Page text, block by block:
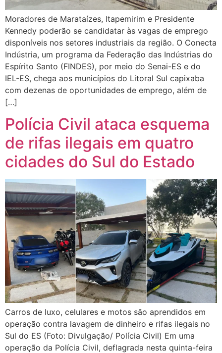
Moradores de Marataízes, Itapemirim e Presidente
Kennedy poderão se candidatar às vagas de emprego
disponíveis nos setores industriais da região. O Conecta
Indústria, um programa da Federação das Indústrias do
Espírito Santo (FINDES), por meio do Senai-ES e do
IEL-ES, chega aos municípios do Litoral Sul capixaba
com dezenas de oportunidades de emprego, além de
[…]
Polícia Civil ataca esquema
de rifas ilegais em quatro
cidades do Sul do Estado
Carros de luxo, celulares e motos são aprendidos em
operação contra lavagem de dinheiro e rifas ilegais no
Sul do ES (Foto: Divulgação/ Polícia Civil) Em uma
operação da Polícia Civil, deflagrada nesta quinta-feira